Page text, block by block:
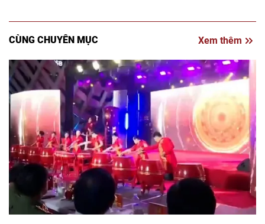
CÙNG CHUYÊN MỤC Xem thêm